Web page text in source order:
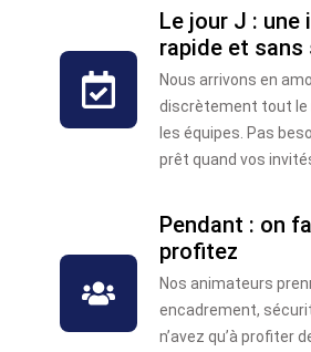
Le jour J :
rapide et
Nous arrivons en
discrètement tout le
les équipes. Pas
prêt quand vos
Pendant : on
profitez
Nos animateurs
encadrement,
n’avez qu’à profiter